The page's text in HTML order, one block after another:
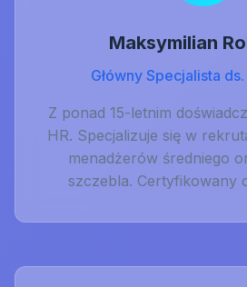
Maksymilian
Główny Specjalista
Z ponad 15-letnim
HR. Specjalizuje się w
menadżerów średniego
szczebla. Certyfikowany